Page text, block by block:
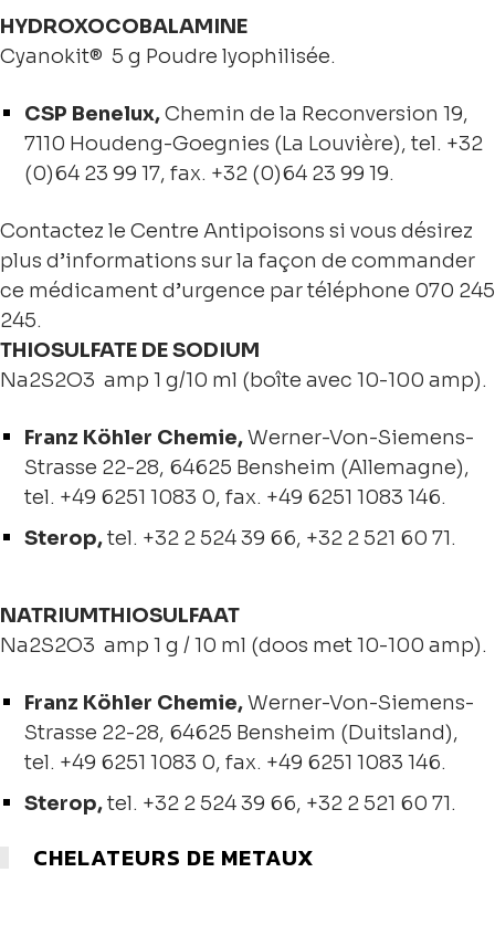
HYDROXOCOBALAMINE
Cyanokit® 5 g Poudre lyophilisée.
CSP Benelux,Chemin de la Reconversion 19,
7110 Houdeng-Goegnies (La Louvière), tel. +32
(0)64 23 99 17, fax. +32 (0)64 23 99 19.
Contactez le Centre Antipoisons si vous désirez
plus d’informations sur la façon de commander
ce médicament d’urgence par téléphone 070 245
245.
THIOSULFATE DE SODIUM
Na2S2O3 amp 1 g/10 ml (boîte avec 10-100 amp).
Franz Köhler Chemie,Werner-Von-Siemens-
Strasse 22-28, 64625 Bensheim (Allemagne),
tel. +49 6251 1083 0, fax. +49 6251 1083 146.
Sterop,tel. +32 2 524 39 66, +32 2 521 60 71.
NATRIUMTHIOSULFAAT
Na2S2O3 amp 1 g / 10 ml (doos met 10-100 amp).
Franz Köhler Chemie,Werner-Von-Siemens-
Strasse 22-28, 64625 Bensheim (Duitsland),
tel. +49 6251 1083 0, fax. +49 6251 1083 146.
Sterop,tel. +32 2 524 39 66, +32 2 521 60 71.
CHELATEURS DE METAUX